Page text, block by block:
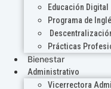
Educación Digital
Programa de
Prácticas
Bienestar
Administrativo
Vicerrectora